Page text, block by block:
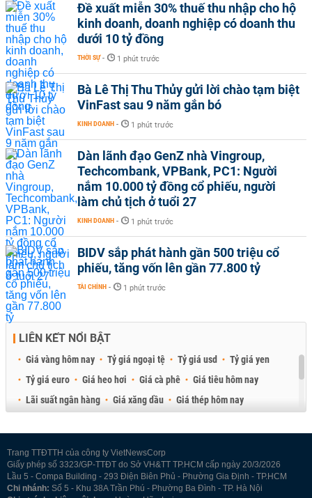
Đề xuất miễn 30% thuế thu nhập cho hộ
kinh doanh, doanh nghiệp có doanh thu
dưới 10 tỷ đồng
THỜI SỰ - 1 phút trước
Bà Lê Thị Thu Thủy gửi lời chào tạm biệt
VinFast sau 9 năm gắn bó
KINH DOANH - 1 phút trước
Dàn lãnh đạo GenZ nhà Vingroup,
Techcombank, VPBank, PC1: Người
nắm 10.000 tỷ đồng cổ phiếu, người
làm chủ tịch ở tuổi 27
KINH DOANH - 1 phút trước
BIDV sắp phát hành gần 500 triệu cổ
phiếu, tăng vốn lên gần 77.800 tỷ
TÀI CHÍNH - 1 phút trước
LIÊN KẾT NỔI BẬT
Giá vàng hôm nay Tỷ giá ngoại tệ Tỷ giá usd
Tỷ giá yen
Tỷ giá euro
Giá heo hơi Giá cà phê
Giá tiêu hôm nay
Lãi suất ngân hàng
Giá xăng dầu
Giá thép hôm nay
Trang TTĐTTH của công ty VietNewsCorp
Giấy phép số 3323/GP-TTĐT do Sở VH&TT TP.HCM cấp ngày 20/3/2026
Lầu 5 - Compa Building - 293 Điện Biên Phủ - Phường Gia Định - TP.HCM
Chi nhánh: Số 5 - Khu 38A Trần Phú - Phường Ba Đình - TP. Hà Nội